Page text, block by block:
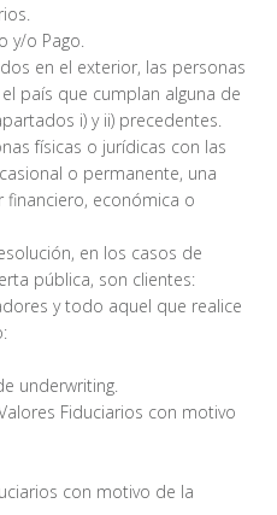
y/o Pago.
en el exterior, las personas
país que cumplan alguna de
i) y ii) precedentes.
físicas o jurídicas con las
o permanente, una
económica o
en los casos de
pública, son clientes:
y todo aquel que realice
underwriting.
Fiduciarios con motivo
con motivo de la